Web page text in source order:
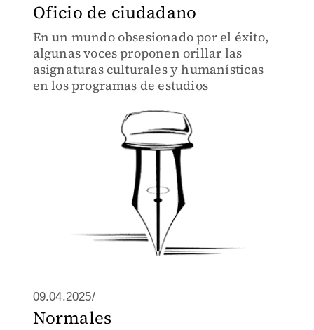
Oficio de ciudadano
En un mundo obsesionado por el éxito,
algunas voces proponen orillar las
asignaturas culturales y humanísticas
en los programas de estudios
09.04.2025/
Normales